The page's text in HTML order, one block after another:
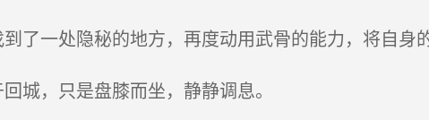
了一处隐秘的地方，再度动用武骨的能力，将自身
城，只是盘膝而坐，静静调息。